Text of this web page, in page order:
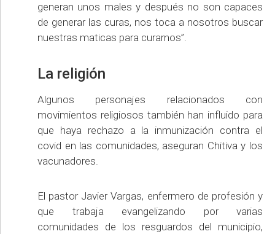
generan unos males y después no son capaces
de generar las curas, nos toca a nosotros buscar
nuestras maticas para curarnos”.
La religión
Algunos personajes relacionados con
movimientos religiosos también han influido para
que haya rechazo a la inmunización contra el
covid en las comunidades, aseguran Chitiva y los
vacunadores.
El pastor Javier Vargas, enfermero de profesión y
que trabaja evangelizando por varias
comunidades de los resguardos del municipio,